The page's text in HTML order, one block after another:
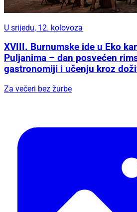
U srijedu, 12. kolovoza
XVIII. Burnumske ide u Eko
Puljanima – dan posvećen
gastronomiji i učenju kroz
Za večeri bez žurbe